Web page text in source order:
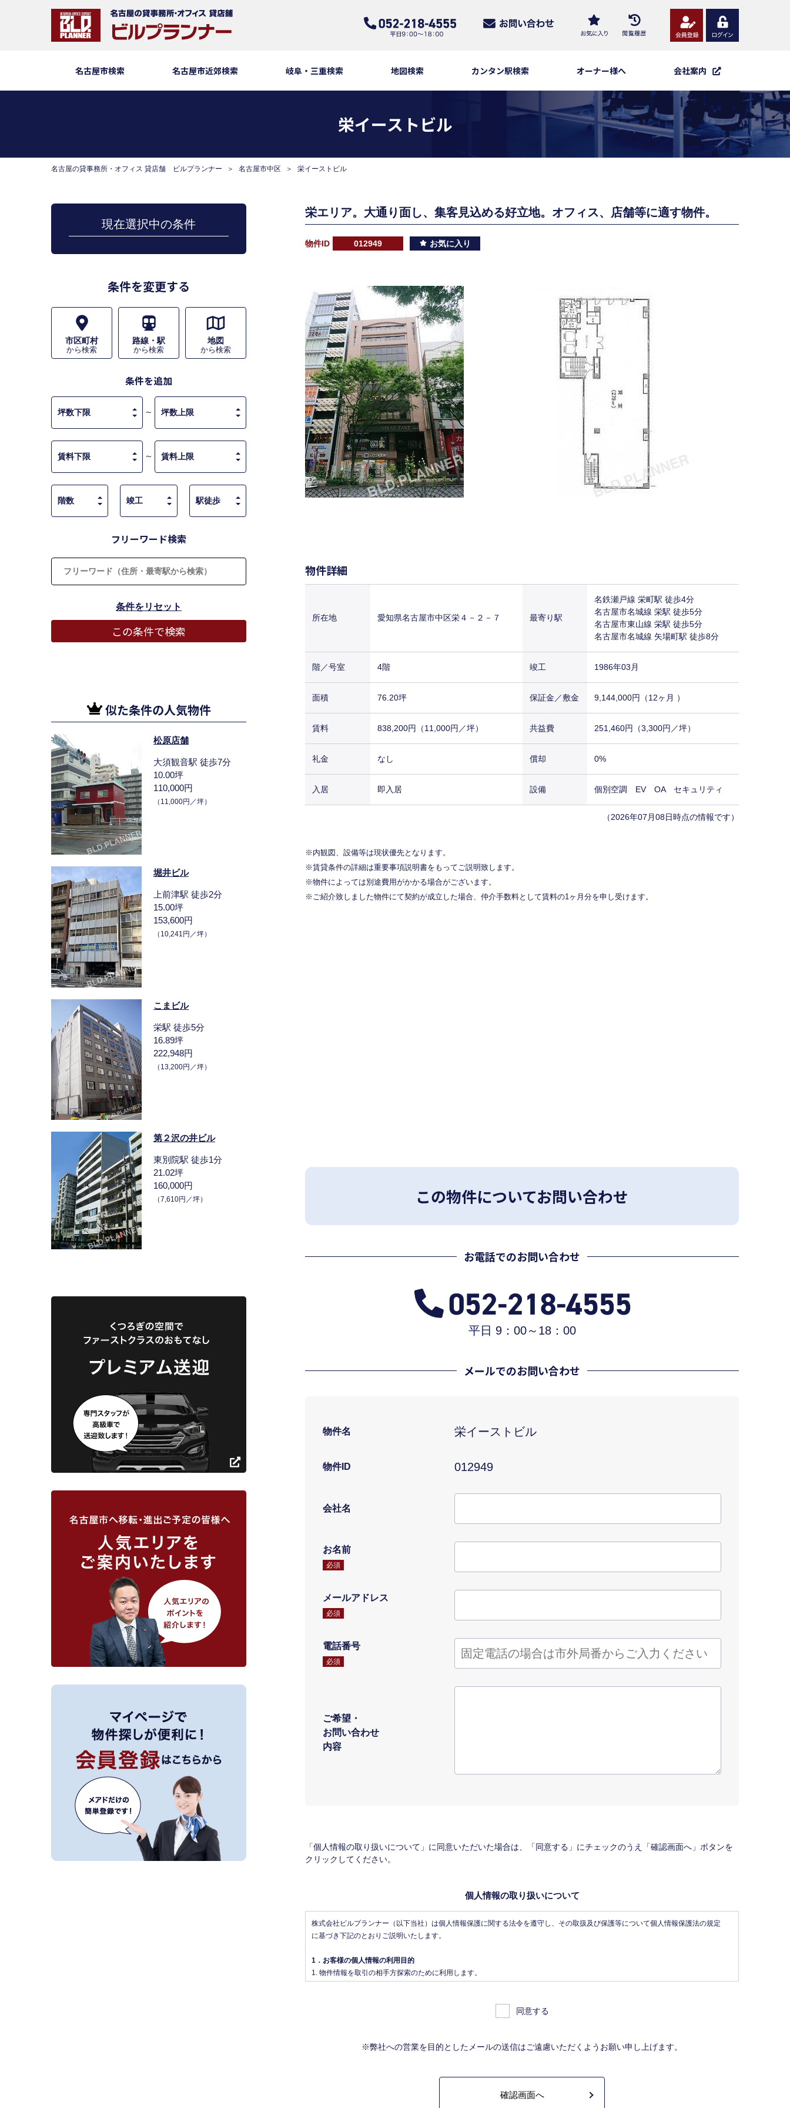
名古屋市検索 名古屋市近郊検索 岐阜・三重検索 地図検索 カンタン駅検索 オーナー様へ 会社案内
栄イーストビル
名古屋の貸事務所・オフィス 貸店舗 ビルプランナー 名古屋市中区 栄イーストビル
栄エリア。大通り面し、集客見込める好立地。オフィス、店舗等に適す物件。
物件ID 012949 お気に入り
物件詳細
所在地 愛知県名古屋市中区栄４－２－７ 最寄り駅
名鉄瀬戸線 栄町駅 徒歩4分
名古屋市名城線 栄駅 徒歩5分
名古屋市東山線 栄駅 徒歩5分
名古屋市名城線 矢場町駅 徒歩8分
階／号室 4階 竣工 1986年03月
面積 76.20坪 保証金／敷金 9,144,000円（12ヶ月 ）
賃料 838,200円（11,000円／坪） 共益費 251,460円（3,300円／坪）
礼金 なし 償却 0%
入居 即入居 設備 個別空調 EV OA セキュリティ
（2026年07月08日時点の情報です）
内観図、設備等は現状優先となります。
賃貸条件の詳細は重要事項説明書をもってご説明致します。
物件によっては別途費用がかかる場合がございます。
ご紹介致しました物件にて契約が成立した場合、仲介手数料として賃料の1ヶ月分を申し受けます。
この物件についてお問い合わせ
お電話でのお問い合わせ
平日 9：00～18：00
メールでのお問い合わせ
物件名 栄イーストビル
物件ID 012949
会社名
お名前
必須
メールアドレス
必須
電話番号
必須
ご希望・
お問い合わせ
内容
「個人情報の取り扱いについて」に同意いただいた場合は、「同意する」にチェックのうえ「確認画面へ」ボタンを
クリックしてください。
個人情報の取り扱いについて
株式会社ビルプランナー（以下当社）は個人情報保護に関する法令を遵守し、その取扱及び保護等について個人情報保護法の規定
に基づき下記のとおりご説明いたします。
1．お客様の個人情報の利用目的
物件情報を取引の相手方探索のために利用します。
後、指定流通機構（宅地建物取引業法により、国土交通大臣の指定を受けた機構。）に対し、成約情報（成約情報は、成約した
法に規定された指定流通機構の業務のために利用します。
上記、1.から 5.の業務に付随する、お客様にとって有用と思われる当社及び提携先のご案内や商品の発送、関連するアフターサ
同意する
※弊社への営業を目的としたメールの送信はご遠慮いただくようお願い申し上げます。
現在選択中の条件
条件を変更する
市区町村
から検索
路線・駅
から検索
地図
から検索
条件を追加
～
～
フリーワード検索
似た条件の人気物件
松原店舗
大須観音駅 徒歩7分
10.00坪
110,000円
（11,000円／坪）
堀井ビル
上前津駅 徒歩2分
15.00坪
153,600円
（10,241円／坪）
こまビル
栄駅 徒歩5分
16.89坪
222,948円
（13,200円／坪）
第２沢の井ビル
東別院駅 徒歩1分
21.02坪
160,000円
（7,610円／坪）